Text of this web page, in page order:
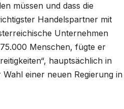
müssen und dass die
Handelspartner mit
Unternehmen
Menschen, fügte er
hauptsächlich in
einer neuen Regierung in